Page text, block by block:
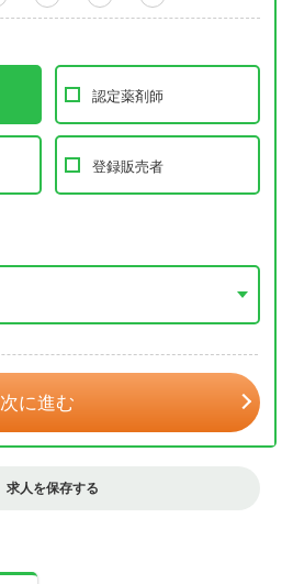
認定薬剤師
登録販売者
次に進む
求人を保存する